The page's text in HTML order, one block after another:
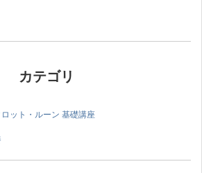
カテゴリ
ロット・ルーン 基礎講座